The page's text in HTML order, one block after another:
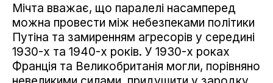
Мічта вважає, що паралелі насамперед
можна провести між небезпеками політики
Путіна та замиренням агресорів у середині
1930-х та 1940-х років. У 1930-х роках
Франція та Великобританія могли, порівняно